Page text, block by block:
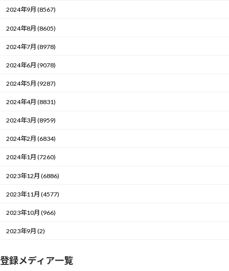
2024年9月 (8567)
2024年8月 (8605)
2024年7月 (8978)
2024年6月 (9078)
2024年5月 (9287)
2024年4月 (8831)
2024年3月 (8959)
2024年2月 (6834)
2024年1月 (7260)
2023年12月 (6886)
2023年11月 (4577)
2023年10月 (966)
2023年9月 (2)
登録メディア一覧